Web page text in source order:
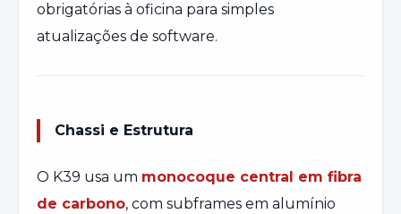
obrigatórias à oficina para simples
atualizações de software.
Chassi e Estrutura
O K39 usa um monocoque central em fibra
de carbono, com subframes em alumínio